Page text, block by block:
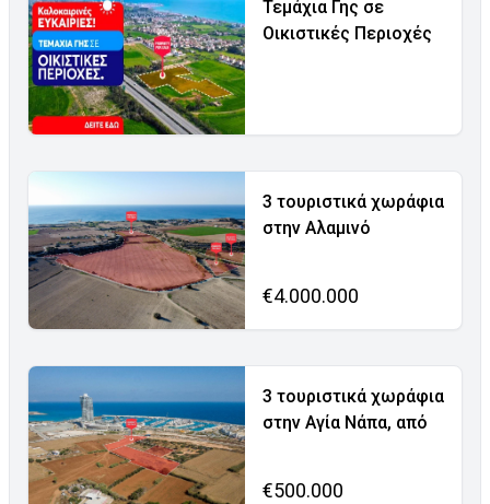
Τεμάχια Γης σε
Οικιστικές Περιοχές
3 τουριστικά χωράφια
στην Αλαμινό
€4.000.000
3 τουριστικά χωράφια
στην Αγία Νάπα, από
€500.000